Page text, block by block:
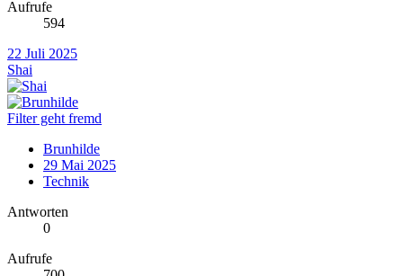
Aufrufe
594
22 Juli 2025
Shai
Filter geht fremd
Brunhilde
29 Mai 2025
Technik
Antworten
0
Aufrufe